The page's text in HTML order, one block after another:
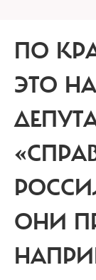
ПО
ЭТО
ОНИ